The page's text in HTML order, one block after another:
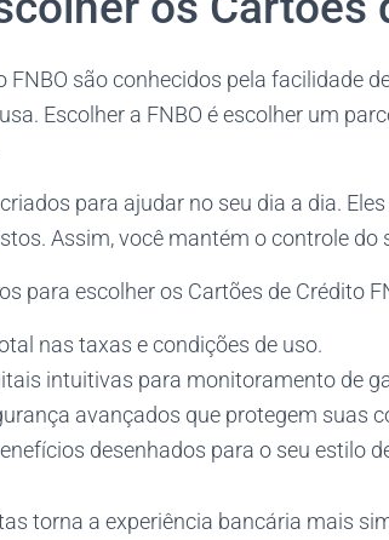
FNBO são conhecidos pela facilidade
Escolher a FNBO é escolher um
para ajudar no seu dia a dia.
Assim, você mantém o controle do
para escolher os Cartões de Crédito
nas taxas e condições de uso.
intuitivas para monitoramento de
avançados que protegem suas
desenhados para o seu estilo
torna a experiência bancária mais